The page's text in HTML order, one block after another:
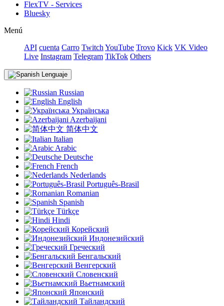
FlexTV - Services
Bluesky
Menú
API cuenta Carro Twitch YouTube Trovo Kick VK Video
Live Instagram Telegram TikTok Others
Lenguaje
Russian
English
Українська
Azerbaijani
简体中文
Italian
Arabic
Deutsche
French
Nederlands
Português-Brasil
Romanian
Spanish
Türkçe
Hindi
Корейский
Индонезийский
Греческий
Бенгальский
Венгерский
Словенский
Вьетнамский
Японский
Тайландский